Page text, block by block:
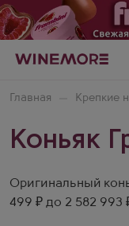
Главная Крепкие
Коньяк
Оригинальный
499 ₽ до 2 582 993